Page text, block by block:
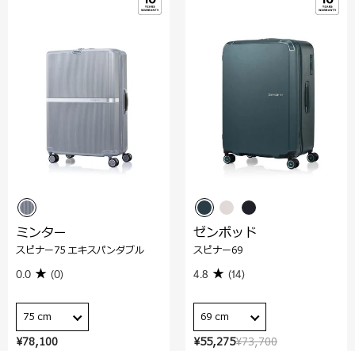
¥78,100
ミンター
スピナー75 エキスパンダブル
0.0 (0)
75 cm
¥73,700
¥55,275
ゼンポッド
スピナー69
4.8 (14)
69 cm